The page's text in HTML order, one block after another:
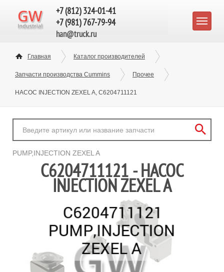
+7 (812) 324-01-41
+7 (981) 767-79-94
han@truck.ru
Главная Каталог производителей
Запчасти производства Cummins Прочее
НАСОС INJECTION ZEXEL A, C6204711121
PUMP,INJECTION ZEXEL A
C6204711121 - НАСОС
INJECTION ZEXEL A